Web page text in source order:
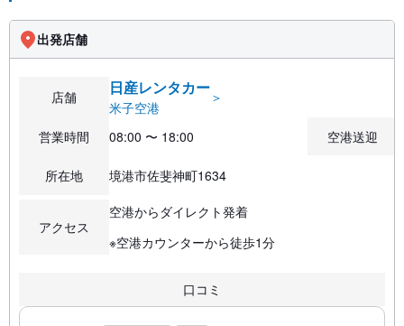
出発店舗
店舗 日産レンタカー
米子空港
＞
営業時間 08:00 〜 18:00 空港送迎
所在地 境港市佐斐神町1634
アクセス
空港からダイレクト発着
※空港カウンターから徒歩1分
口コミ